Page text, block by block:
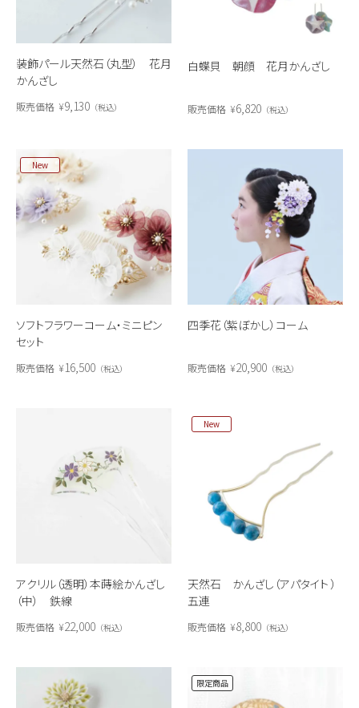
装飾パール天然石（丸型） 花月
かんざし
販売価格 ¥9,130 税込
白蝶貝 朝顔 花月かんざし
販売価格 ¥6,820 税込
ソフトフラワーコーム・ミニピン
セット
New
販売価格 ¥16,500 税込
四季花（紫ぼかし）コーム
販売価格 ¥20,900 税込
アクリル（透明）本蒔絵かんざし
（中） 鉄線
販売価格 ¥22,000 税込
天然石 かんざし（アパタイト ）
五連
New
販売価格 ¥8,800 税込
限定商品